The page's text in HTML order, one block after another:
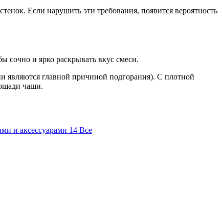
Если нарушить эти требования, появится вероятность
сочно и ярко раскрывать вкус смеси.
являются главной причиной подгорания). С плотной
чаши.
и аксессуарами 14 Все